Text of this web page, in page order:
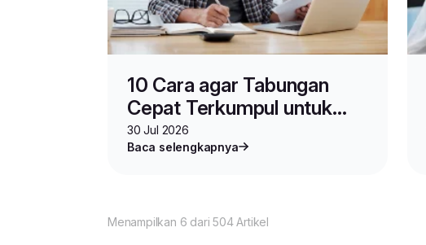
10 Cara agar Tabungan
Cepat Terkumpul untuk
Modal Usaha
30 Jul 2026
Baca selengkapnya
Menampilkan 6 dari 504 Artikel